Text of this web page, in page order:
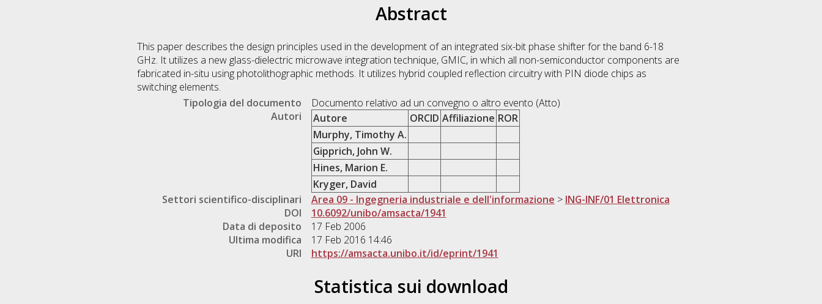
Abstract
This paper describes the design principles used in the development of an integrated six-bit phase shifter for the band 6-18
GHz. It utilizes a new glass-dielectric microwave integration technique, GMIC, in which all non-semiconductor components are
fabricated in-situ using photolithographic methods. It utilizes hybrid coupled reflection circuitry with PIN diode chips as
switching elements.
Tipologia del documento
Documento relativo ad un convegno o altro evento (Atto)
Autori
Autore ORCID Affiliazione ROR
Murphy, Timothy A.
Gipprich, John W.
Hines, Marion E.
Kryger, David
Settori scientifico-disciplinari
Area 09 - Ingegneria industriale e dell'informazione > ING-INF/01 Elettronica
DOI
10.6092/unibo/amsacta/1941
Data di deposito
17 Feb 2006
Ultima modifica
17 Feb 2016 14:46
URI
https://amsacta.unibo.it/id/eprint/1941
Statistica sui download